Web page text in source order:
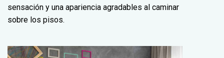
sensación y una apariencia agradables al caminar
sobre los pisos.